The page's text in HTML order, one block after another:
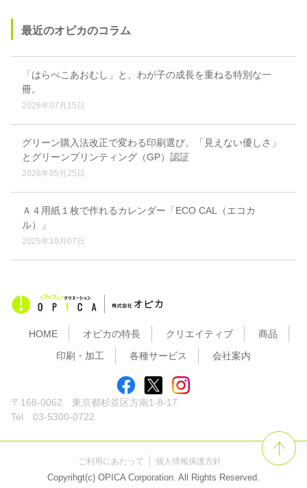
最近のオピカのコラム
「はらぺこあおむし」と、わが子の成長を重ねる特別な一
冊。
2026年07月15日
グリーン購入法改正で変わる印刷選び。「見えない優しさ」
とグリーンプリンティング（GP）認証
2026年05月25日
Ａ４用紙１枚で作れるカレンダー「ECO CAL（エコカ
ル）」
2025年10月07日
HOME オピカの特長 クリエイティブ
商品
印刷・加工
各種サービス 会社案内
〒168-0062 東京都杉並区方南1-8-17
Tel 03-5300-0722
ご利用にあたって 個人情報保護方針
Copyrihgt(c) OPICA Corporation. All Rights Reserved.